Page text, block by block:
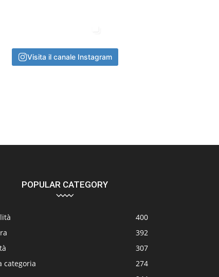
Visita il canale Instagram
POPULAR CATEGORY
400
392
307
categoria
274